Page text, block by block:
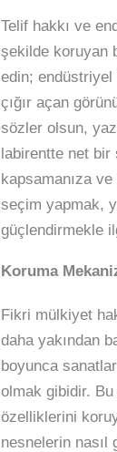
Telif hakkı ve
şekilde koruyan
edin; endüstriyel
çığır açan
sözler olsun,
labirentte net bir
kapsamanıza
seçim yapmak,
güçlendirmekle
Koruma
Fikri mülkiyet
daha yakından
boyunca
olmak gibidir.
özelliklerini
nesnelerin nasıl